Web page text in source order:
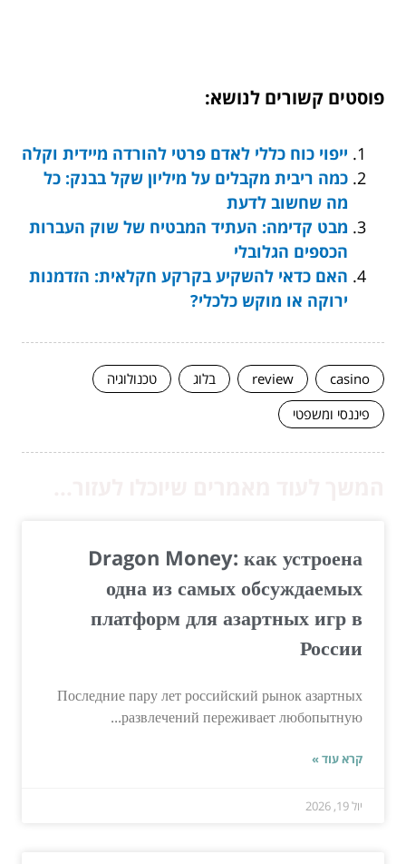
פוסטים קשורים לנושא:
ייפוי כוח כללי לאדם פרטי להורדה מיידית וקלה
כמה ריבית מקבלים על מיליון שקל בבנק: כל
מה שחשוב לדעת
מבט קדימה: העתיד המבטיח של שוק העברות
הכספים הגלובלי
האם כדאי להשקיע בקרקע חקלאית: הזדמנות
ירוקה או מוקש כלכלי?
casino
review בלוג
טכנולוגיה
פיננסי ומשפטי
Dragon Money: как устроена
одна из самых обсуждаемых
платформ для азартных игр в
России
Последние пару лет российский рынок азартных
развлечений переживает любопытную...
קרא עוד »
יול 19, 2026